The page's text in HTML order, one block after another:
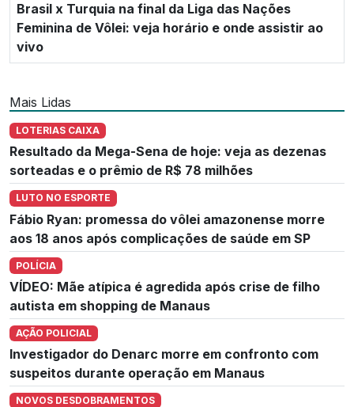
Brasil x Turquia na final da Liga das Nações
Feminina de Vôlei: veja horário e onde assistir ao
vivo
Mais Lidas
LOTERIAS CAIXA
Resultado da Mega-Sena de hoje: veja as dezenas
sorteadas e o prêmio de R$ 78 milhões
LUTO NO ESPORTE
Fábio Ryan: promessa do vôlei amazonense morre
aos 18 anos após complicações de saúde em SP
POLÍCIA
VÍDEO: Mãe atípica é agredida após crise de filho
autista em shopping de Manaus
AÇÃO POLICIAL
Investigador do Denarc morre em confronto com
suspeitos durante operação em Manaus
NOVOS DESDOBRAMENTOS